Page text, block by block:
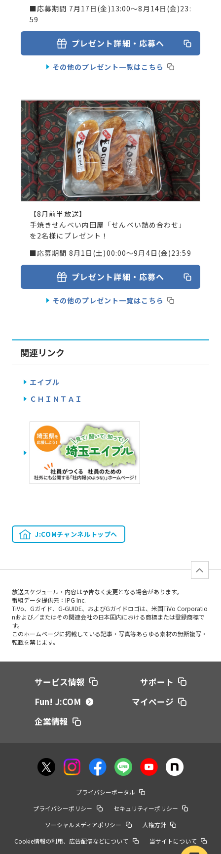
■応募期間 7月17日(金)13:00～8月14日(金)23:
59
プレゼント詳細・応募へ
その他のプレゼント一覧はこちら
【8月前半放送】
手焼きせんべい内田屋「せんべい詰め合わせ」
を2名様にプレゼント！
■応募期間 8月1日(土)00:00～9月4日(金)23:59
プレゼント詳細・応募へ
その他のプレゼント一覧はこちら
関連リンク
エイブル
ＣＨＩＮＴＡＩ
J:COMチャンネルトップへ
放送スケジュール・内容は予告なく変更となる場合があります。
番組データ提供元：IPG Inc.
TiVo、Gガイド、G-GUIDE、およびGガイドロゴは、米国TiVo Corporatio
nおよび／またはその関連会社の日本国内における商標または登録商標で
す。
このホームページに掲載している記事・写真等あらゆる素材の無断複写・
転載を禁じます。
サービス情報
サポート
Fun! J:COM
マイページ
企業情報
プライバシーポータル
プライバシーポリシー
セキュリティーポリシー
ソーシャルメディアポリシー
人権方針
Cookie情報の利用、広告配信などについて
当サイトについて